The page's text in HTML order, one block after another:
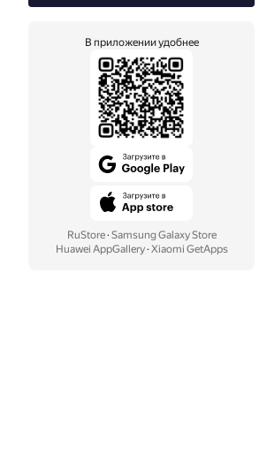
В приложении удобнее
RuStore· Samsung Galaxy Store
Huawei AppGallery· Xiaomi GetApps